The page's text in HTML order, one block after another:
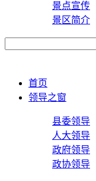
景点宣传
景区简介
首页
领导之窗
县委领导
人大领导
政府领导
政协领导